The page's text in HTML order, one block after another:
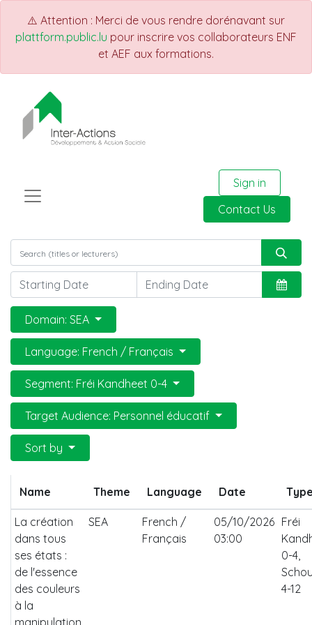
⚠️ Attention : Merci de vous rendre dorénavant sur
plattform.public.lu pour inscrire vos collaborateurs ENF
et AEF aux formations.
Sign in
Contact Us
Domain: SEA
Language: French / Français
Segment: Fréi Kandheet 0-4
Target Audience: Personnel éducatif
Sort by
Name Theme Language Date
La création
dans tous
ses états :
de l'essence
des couleurs
à la
manipulation
SEA
French /
Français
05/10/2026
03:00
Fréi
0-4,
4-12